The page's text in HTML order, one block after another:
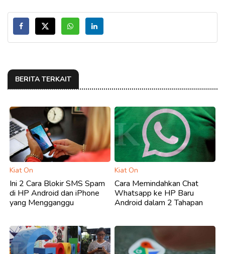
BERITA TERKAIT
Kiat On
Ini 2 Cara Blokir SMS Spam
di HP Android dan iPhone
yang Mengganggu
Kiat On
Cara Memindahkan Chat
Whatsapp ke HP Baru
Android dalam 2 Tahapan